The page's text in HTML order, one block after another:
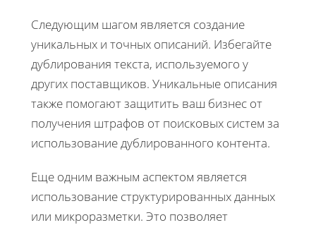
Следующим шагом является создание
уникальных и точных описаний. Избегайте
дублирования текста, используемого у
других поставщиков. Уникальные описания
также помогают защитить ваш бизнес от
получения штрафов от поисковых систем за
использование дублированного контента.
Еще одним важным аспектом является
использование структурированных данных
или микроразметки. Это позволяет